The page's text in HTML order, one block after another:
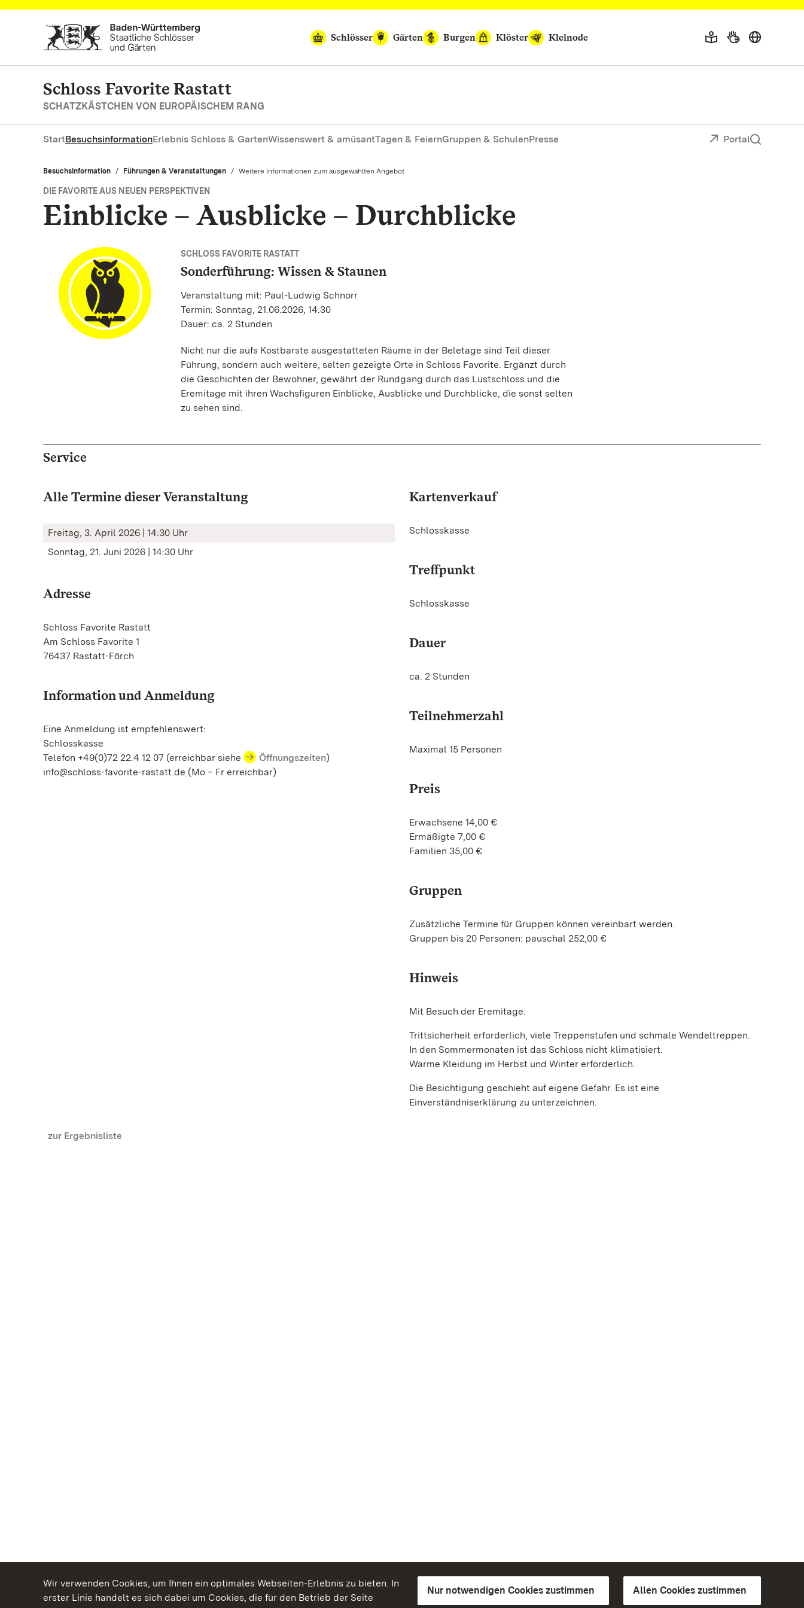
Wir verwenden Cookies, um Ihnen ein optimales Webseiten-Erlebnis zu bieten. In
erster Linie handelt es sich dabei um Cookies, die für den Betrieb der Seite
Nur notwendigen Cookies zustimmen Allen Cookies zustimmen
Zum Hauptinhalt springen
Schlösser
Gärten Burgen Klöster Kleinode
Schloss Favorite Rastatt
SCHATZKÄSTCHEN VON EUROPÄISCHEM RANG
StartBesuchsinformationErlebnis Schloss & GartenWissenswert & amüsantTagen & FeiernGruppen & SchulenPresse Portal
Besuchsinformation Führungen & Veranstaltungen Aktuell:
Weitere Informationen zum ausgewählten Angebot
DIE FAVORITE AUS NEUEN PERSPEKTIVEN
Einblicke – Ausblicke – Durchblicke
SCHLOSS FAVORITE RASTATT
Sonderführung: Wissen & Staunen
Veranstaltung mit: Paul-Ludwig Schnorr
Termin: Sonntag, 21.06.2026, 14:30
Dauer: ca. 2 Stunden
Nicht nur die aufs Kostbarste ausgestatteten Räume in der Beletage sind Teil dieser
Führung, sondern auch weitere, selten gezeigte Orte in Schloss Favorite. Ergänzt durch
die Geschichten der Bewohner, gewährt der Rundgang durch das Lustschloss und die
Eremitage mit ihren Wachsfiguren Einblicke, Ausblicke und Durchblicke, die sonst selten
zu sehen sind.
Service
Alle Termine dieser Veranstaltung
Freitag, 3. April 2026 | 14:30 Uhr
Sonntag, 21. Juni 2026 | 14:30 Uhr
Adresse
Schloss Favorite Rastatt
Am Schloss Favorite 1
76437 Rastatt-Förch
Information und Anmeldung
Eine Anmeldung ist empfehlenswert:
Schlosskasse
Telefon +49(0)72 22.4 12 07 (erreichbar siehe
Öffnungszeiten)
info@schloss-favorite-rastatt.de (Mo – Fr erreichbar)
Kartenverkauf
Schlosskasse
Treffpunkt
Schlosskasse
Dauer
ca. 2 Stunden
Teilnehmerzahl
Maximal 15 Personen
Preis
Erwachsene 14,00 €
Ermäßigte 7,00 €
Familien 35,00 €
Gruppen
Zusätzliche Termine für Gruppen können vereinbart werden.
Gruppen bis 20 Personen: pauschal 252,00 €
Hinweis
Mit Besuch der Eremitage.
Trittsicherheit erforderlich, viele Treppenstufen und schmale Wendeltreppen.
In den Sommermonaten ist das Schloss nicht klimatisiert.
Warme Kleidung im Herbst und Winter erforderlich.
Die Besichtigung geschieht auf eigene Gefahr. Es ist eine
Einverständniserklärung zu unterzeichnen.
zur Ergebnisliste